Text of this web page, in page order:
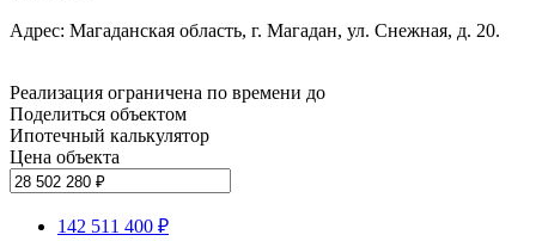
Адрес: Магаданская область, г. Магадан, ул. Снежная, д. 20.
Реализация ограничена по времени до
Поделиться объектом
Ипотечный калькулятор
Цена объекта
142 511 400 ₽